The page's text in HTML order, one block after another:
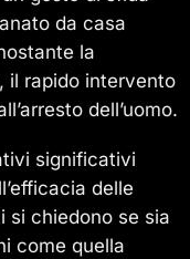
da casa
la
il rapido intervento
dell’uomo.
significativi
delle
si chiedono se sia
come quella